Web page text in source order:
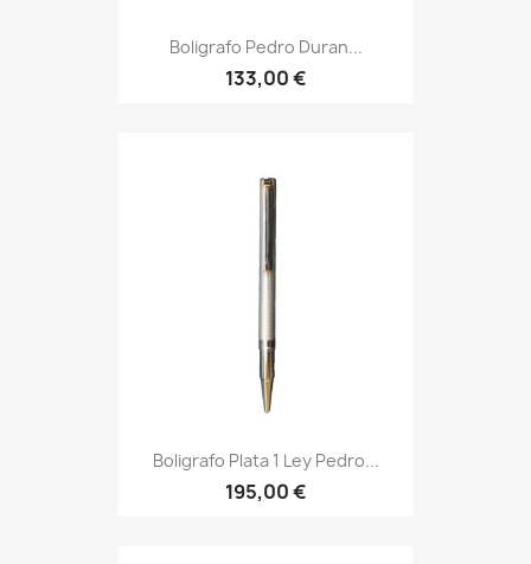
Boligrafo Pedro Duran...
133,00 €
Boligrafo Plata 1 Ley Pedro...
195,00 €